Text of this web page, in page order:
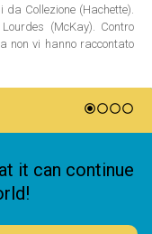
Collezione (Hachette).
(McKay). Contro
non vi hanno raccontato